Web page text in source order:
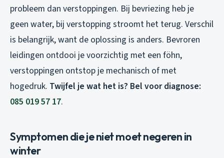
probleem dan verstoppingen. Bij bevriezing heb je
geen water, bij verstopping stroomt het terug. Verschil
is belangrijk, want de oplossing is anders. Bevroren
leidingen ontdooi je voorzichtig met een föhn,
verstoppingen ontstop je mechanisch of met
hogedruk. Twijfel je wat het is? Bel voor diagnose:
085 019 57 17.
Symptomen die je niet moet negeren in
winter